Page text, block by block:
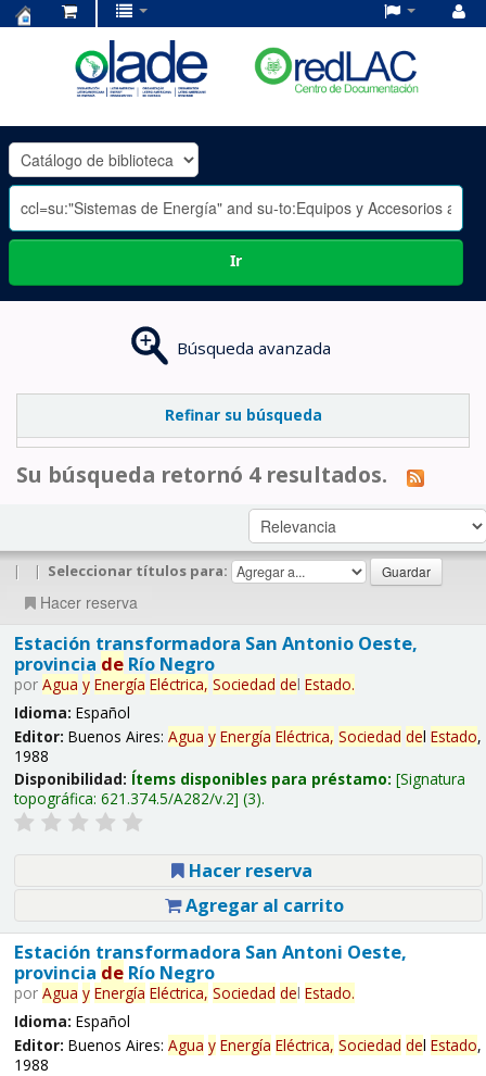
OLADE
-
Ir
Búsqueda avanzada
Refinar su búsqueda
Su búsqueda retornó 4 resultados.
| | Seleccionar títulos para:
Hacer reserva
Estación transformadora San Antonio Oeste,
provincia deRío Negro
por Agua y Energía Eléctrica, Sociedad del Estado.
Idioma: Español
Editor: Buenos Aires: Agua y Energía Eléctrica, Sociedad del Estado,
1988
Disponibilidad: Ítems disponibles para préstamo: Signatura
topográfica: 621.374.5/A282/v.2 (3).
Hacer reserva
Agregar al carrito
Estación transformadora San Antoni Oeste,
provincia deRío Negro
por Agua y Energía Eléctrica, Sociedad del Estado.
Idioma: Español
Editor: Buenos Aires: Agua y Energía Eléctrica, Sociedad del Estado,
1988